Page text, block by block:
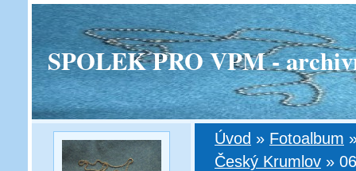
SPOLEK PRO VPM -
Úvod » Fotoalbum
Český Krumlov »